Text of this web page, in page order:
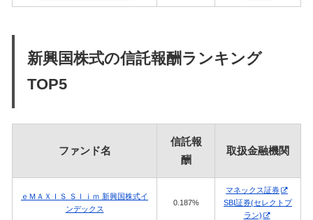
新興国株式の信託報酬ランキング
TOP5
ファンド名
信託報
酬
取扱金融機関
ｅＭＡＸＩＳ Ｓｌｉｍ 新興国株式イ
ンデックス
0.187%
マネックス証券
SBI証券(セレクトプ
ラン)